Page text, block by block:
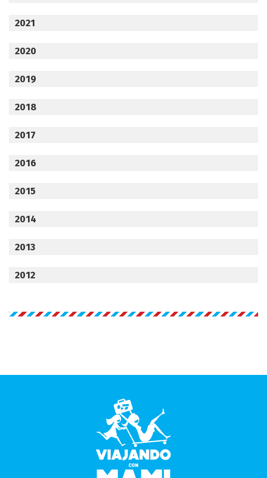
2021
2020
2019
2018
2017
2016
2015
2014
2013
2012